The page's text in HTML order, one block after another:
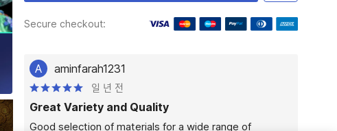
Secure checkout:
A aminfarah1231
일 년 전
Great Variety and Quality
Good selection of materials for a wide range of